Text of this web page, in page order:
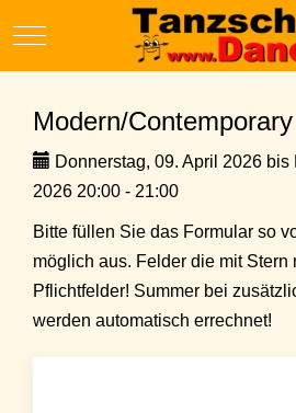
Mobile Menu Toggle
Modern/Contemporary
Donnerstag, 09. April 2026
2026 20:00 - 21:00
Bitte füllen Sie das Formular so
möglich aus. Felder die mit Stern
Pflichtfelder! Summer bei
werden automatisch errechnet!